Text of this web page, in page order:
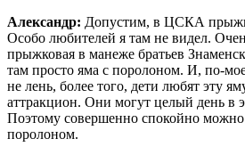
Александр: Допустим, в ЦСКА
Особо любителей я там не видел.
прыжковая в манеже братьев
там просто яма с поролоном. И, по-
не лень, более того, дети любят эту
аттракцион. Они могут целый день в
Поэтому совершенно спокойно можно
поролоном.